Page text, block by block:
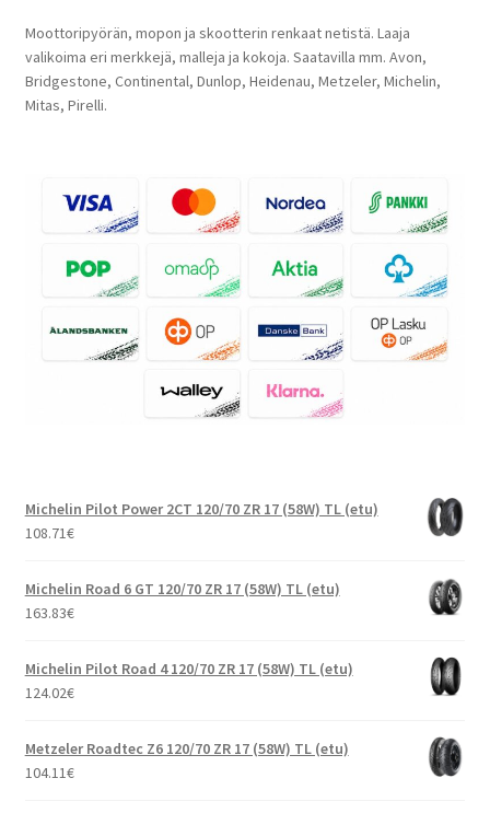
Moottoripyörän, mopon ja skootterin renkaat netistä. Laaja
valikoima eri merkkejä, malleja ja kokoja. Saatavilla mm. Avon,
Bridgestone, Continental, Dunlop, Heidenau, Metzeler, Michelin,
Mitas, Pirelli.
Michelin Pilot Power 2CT 120/70 ZR 17 (58W) TL (etu)
108.71€
Michelin Road 6 GT 120/70 ZR 17 (58W) TL (etu)
163.83€
Michelin Pilot Road 4 120/70 ZR 17 (58W) TL (etu)
124.02€
Metzeler Roadtec Z6 120/70 ZR 17 (58W) TL (etu)
104.11€